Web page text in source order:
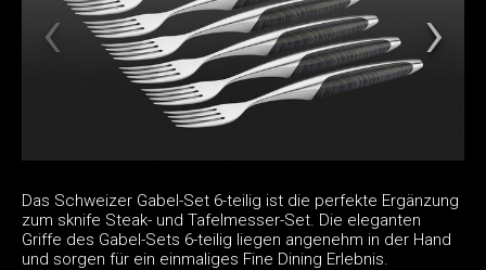
Das Schweizer Gabel-Set 6-teilig ist die perfekte Ergänzung
zum sknife Steak- und Tafelmesser-Set. Die eleganten
Griffe des Gabel-Sets 6-teilig liegen angenehm in der Hand
und sorgen für ein einmaliges Fine Dining Erlebnis.